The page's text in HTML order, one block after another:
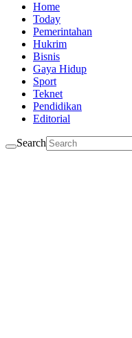
Home
Today
Pemerintahan
Hukrim
Bisnis
Gaya Hidup
Sport
Teknet
Pendidikan
Editorial
Search